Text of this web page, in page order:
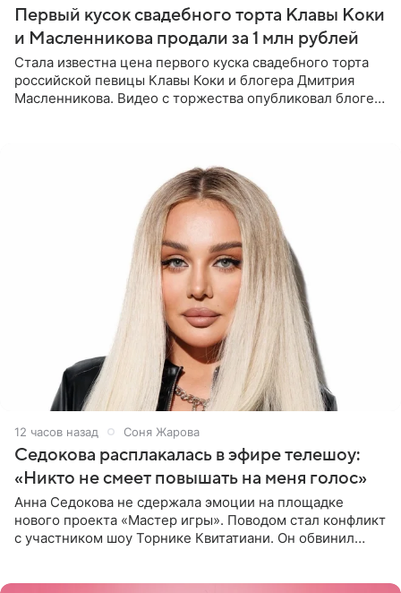
Первый кусок свадебного торта Клавы Коки
и Масленникова продали за 1 млн рублей
Стала известна цена первого куска свадебного торта
российской певицы Клавы Коки и блогера Дмитрия
Масленникова. Видео с торжества опубликовал блогер
12 часов назад Соня Жарова
Седокова расплакалась в эфире телешоу:
«Никто не смеет повышать на меня голос»
Анна Седокова не сдержала эмоции на площадке
нового проекта «Мастер игры». Поводом стал конфликт
с участником шоу Торнике Квитатиани. Он обвинил